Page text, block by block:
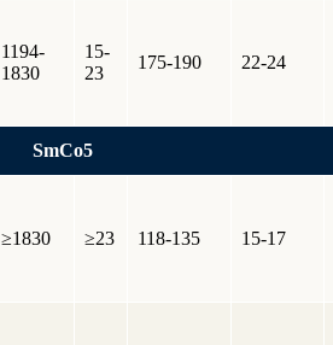
1194-
1830
15-
23
175-190 22-24
SmCo5
≥1830 ≥23 118-135 15-17